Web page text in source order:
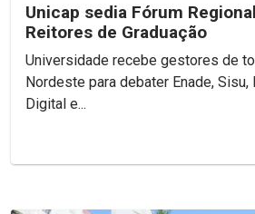
Unicap sedia Fórum
Reitores de Graduação
Universidade recebe gestores de
Nordeste para debater Enade, Sisu,
Digital e...